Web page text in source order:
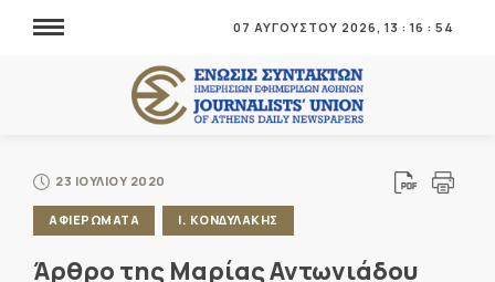
07 ΑΥΓΟΥΣΤΟΥ 2026, 13 : 16 : 55
23 ΙΟΥΛΙΟΥ 2020
ΑΦΙΕΡΩΜΑΤΑ Ι. ΚΟΝΔΥΛΑΚΗΣ
Άρθρο της Μαρίας Αντωνιάδου